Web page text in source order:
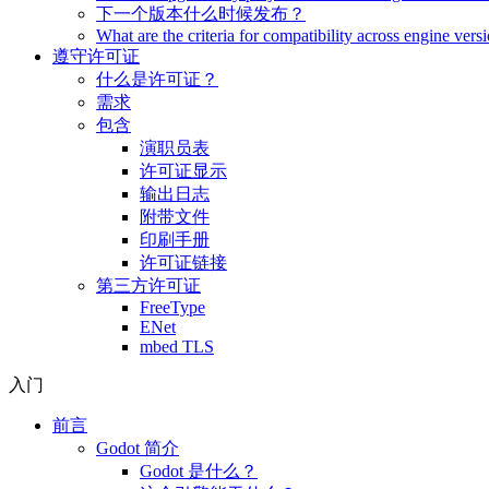
下一个版本什么时候发布？
What are the criteria for compatibility across engine
遵守许可证
什么是许可证？
需求
包含
演职员表
许可证显示
输出日志
附带文件
印刷手册
许可证链接
第三方许可证
FreeType
ENet
mbed TLS
入门
前言
Godot 简介
Godot 是什么？